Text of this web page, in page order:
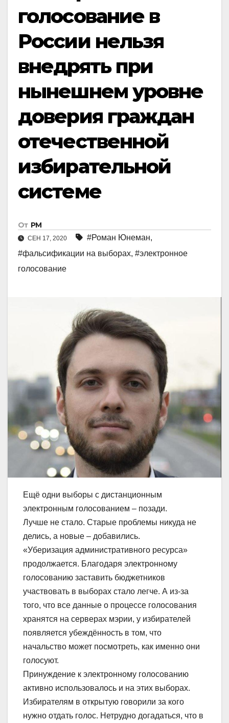
голосование в
России нельзя
внедрять при
нынешнем уровне
доверия граждан
отечественной
избирательной
системе
От РМ
СЕН 17, 2020 #Роман Юнеман,
#фальсификации на выборах, #электронное
голосование
Ещё одни выборы с дистанционным
электронным голосованием – позади.
Лучше не стало. Старые проблемы никуда не
делись, а новые – добавились.
«Уберизация административного ресурса»
продолжается. Благодаря электронному
голосованию заставить бюджетников
участвовать в выборах стало легче. А из-за
того, что все данные о процессе голосования
хранятся на серверах мэрии, у избирателей
появляется убеждённость в том, что
начальство может посмотреть, как именно они
голосуют.
Принуждение к электронному голосованию
активно использовалось и на этих выборах.
Избирателям в открытую говорили за кого
нужно отдать голос. Нетрудно догадаться, что в